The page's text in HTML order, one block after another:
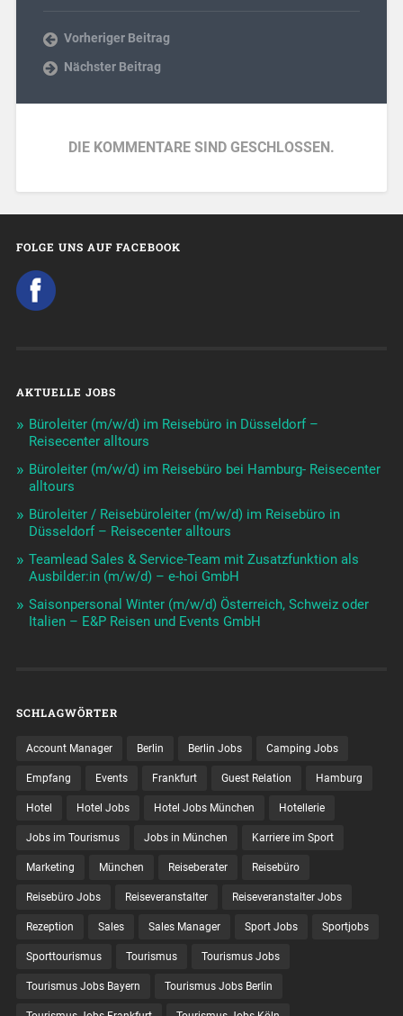
Vorheriger Beitrag
Nächster Beitrag
DIE KOMMENTARE SIND GESCHLOSSEN.
FOLGE UNS AUF FACEBOOK
AKTUELLE JOBS
Büroleiter (m/w/d) im Reisebüro in Düsseldorf –
Reisecenter alltours
Büroleiter (m/w/d) im Reisebüro bei Hamburg- Reisecenter
alltours
Büroleiter / Reisebüroleiter (m/w/d) im Reisebüro in
Düsseldorf – Reisecenter alltours
Teamlead Sales & Service-Team mit Zusatzfunktion als
Ausbilder:in (m/w/d) – e-hoi GmbH
Saisonpersonal Winter (m/w/d) Österreich, Schweiz oder
Italien – E&P Reisen und Events GmbH
SCHLAGWÖRTER
Account Manager Berlin Berlin Jobs Camping Jobs
Empfang Events Frankfurt Guest Relation Hamburg
Hotel Hotel Jobs Hotel Jobs München Hotellerie
Jobs im Tourismus Jobs in München Karriere im Sport
Marketing München Reiseberater Reisebüro
Reisebüro Jobs Reiseveranstalter Reiseveranstalter Jobs
Rezeption Sales Sales Manager Sport Jobs Sportjobs
Sporttourismus Tourismus Tourismus Jobs
Tourismus Jobs Bayern Tourismus Jobs Berlin